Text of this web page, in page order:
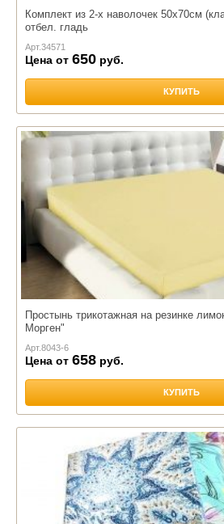
Комплект из 2-х наволочек 50х70см
отбел. гладь
Арт.34571
Цена от 650 руб.
КУПИТЬ
Простынь трикотажная на резинке
Морген"
Арт.8043-6
Цена от 658 руб.
КУПИТЬ